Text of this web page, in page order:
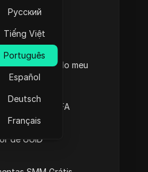
o User Agent do meu
de Código 2FA
de UUID
Русский
Tiếng Việt
Português
Español
Deutsch
Français
o conceito
Account Farming
Financeira
a Mecânica
Agricultura de Contas
Agricultura de Contas
os riscos e
suas implicações
e mitigação